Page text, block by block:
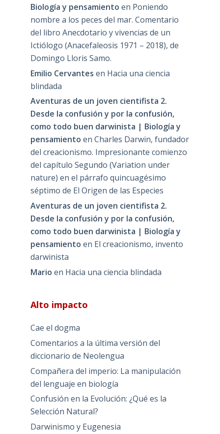
Biología y pensamiento en Poniendo
nombre a los peces del mar. Comentario
del libro Anecdotario y vivencias de un
Ictiólogo (Anacefaleosis 1971 – 2018), de
Domingo Lloris Samo.
Emilio Cervantes en Hacia una ciencia
blindada
Aventuras de un joven cientifista 2.
Desde la confusión y por la confusión,
como todo buen darwinista | Biología y
pensamiento en Charles Darwin, fundador
del creacionismo. Impresionante comienzo
del capítulo Segundo (Variation under
nature) en el párrafo quincuagésimo
séptimo de El Origen de las Especies
Aventuras de un joven cientifista 2.
Desde la confusión y por la confusión,
como todo buen darwinista | Biología y
pensamiento en El creacionismo, invento
darwinista
Mario en Hacia una ciencia blindada
Alto impacto
Cae el dogma
Comentarios a la última versión del
diccionario de Neolengua
Compañera del imperio: La manipulación
del lenguaje en biología
Confusión en la Evolución: ¿Qué es la
Selección Natural?
Darwinismo y Eugenesia